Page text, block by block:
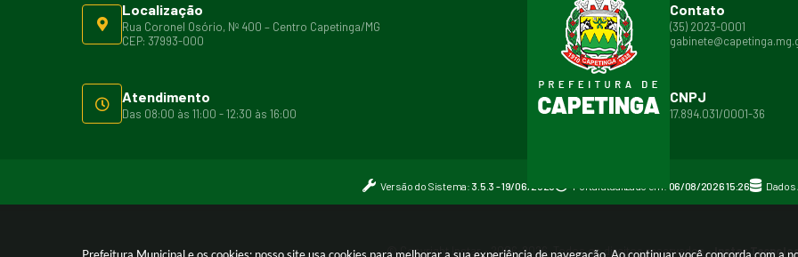
Localização
Rua Coronel Osório, Nº 400 – Centro Capetinga/MG
CEP: 37993-000
Contato
(35) 2023-0001
Atendimento
Das 08:00 às 11:00 - 12:30 às 16:00
CNPJ
17.894.031/0001-36
Versão do Sistema: 3.5.3 - 19/06/2026 Portal atualizado em: 06/08/2026 15:26
© Copyright Instar - 2006-2026. Todos os direitos reservados -Instar